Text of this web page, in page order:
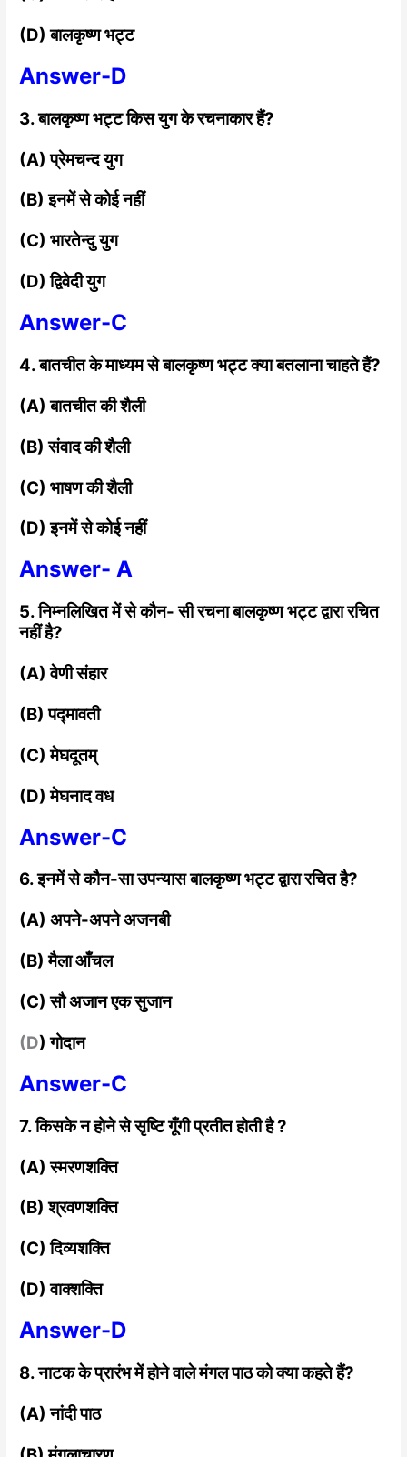
(D) बालकृष्ण भट्ट
Answer-D
3. बालकृष्ण भट्ट किस युग के रचनाकार हैं?
(A) प्रेमचन्द युग
(B) इनमें से कोई नहीं
(C) भारतेन्दु युग
(D) द्विवेदी युग
Answer-C
4. बातचीत के माध्यम से बालकृष्ण भट्ट क्या बतलानाचाहते हैं?
(A) बातचीत की शैली
(B) संवाद की शैली
(C) भाषण की शैली
(D) इनमें से कोई नहीं
Answer- A
5. निम्नलिखित में से कौन- सी रचना बालकृष्ण भट्ट द्वारा रचित
नहीं है?
(A) वेणी संहार
(B) पद्मावती
(C) मेघदूतम्
(D) मेघनाद वध
Answer-C
6. इनमें से कौन-सा उपन्यास बालकृष्ण भट्ट द्वारा रचित है?
(A) अपने-अपने अजनबी
(B) मैला आँचल
(C) सौ अजान एक सुजान
(D) गोदान
Answer-C
7. किसके न होने से सृष्टि गूँगी प्रतीत होती है ?
(A) स्मरणशक्ति
(B) श्रवणशक्ति
(C) दिव्यशक्ति
(D) वाक्शक्ति
Answer-D
8. नाटक के प्रारंभ में होने वाले मंगल पाठ को क्या कहते हैं?
(A) नांदी पाठ